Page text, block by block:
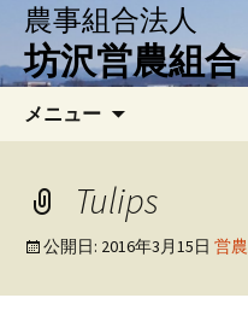
農事組合法人
坊沢営農組合
メニュー
ン
ツ
へ
動
Tulips
公開日: 2016年3月15日 営農